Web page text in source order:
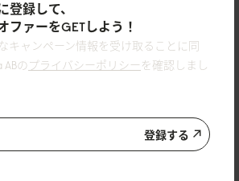
登録して、
ファーをGETしよう！
キャンペーン情報を受け取ることに同
ABのプライバシーポリシー を確認しまし
登録する
it
It did not disappoint. Cooperate yet stylish.